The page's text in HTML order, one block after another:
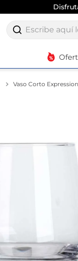
Escribe aquí lo
Vaso Corto